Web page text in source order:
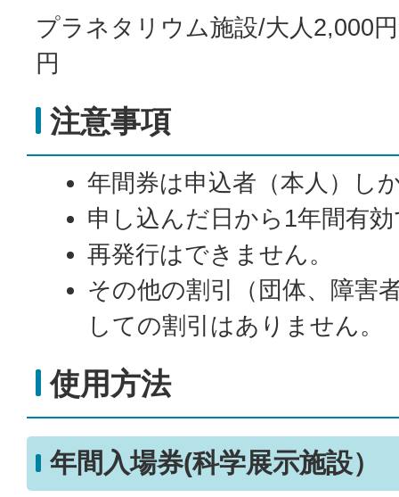
プラネタリウム施設/大人2,000
円
注意事項
年間券は申込者（本人）し
申し込んだ日から1年間有
再発行はできません。
その他の割引（団体、障害
しての割引はありません。
使用方法
年間入場券(科学展示施設）